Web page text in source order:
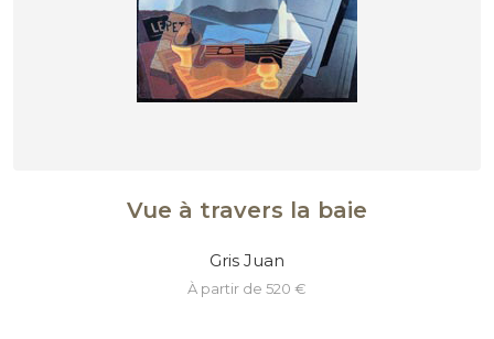
Vue à travers la baie
Gris Juan
à partir de 520 €